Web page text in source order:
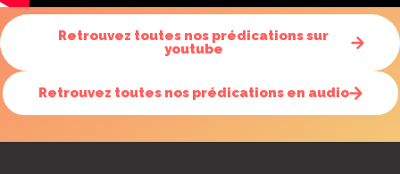
Retrouvez toutes nos prédications sur
youtube
Retrouvez toutes nos prédications en audio